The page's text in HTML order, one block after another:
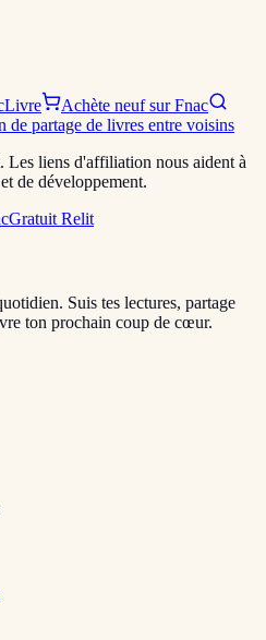
Achète neuf sur Fnac
partage de livres entre voisins
Les liens d'affiliation nous aident à
de développement.
Gratuit Relit
Suis tes lectures, partage
ton prochain coup de cœur.